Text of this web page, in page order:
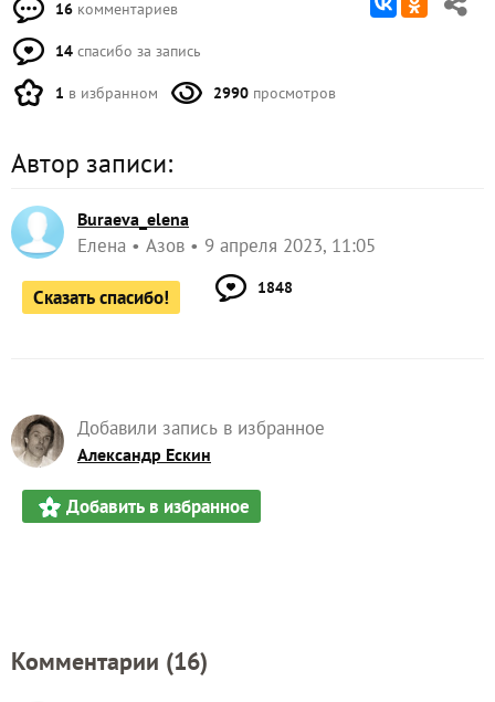
16 комментариев
14 спасибо за запись
1 в избранном 2990 просмотров
Автор записи:
Buraeva_elena
Елена Азов 9 апреля 2023, 11:05
Сказать спасибо! 1848
Добавили запись в избранное
Александр Ескин
Добавить в избранное
Комментарии (16)